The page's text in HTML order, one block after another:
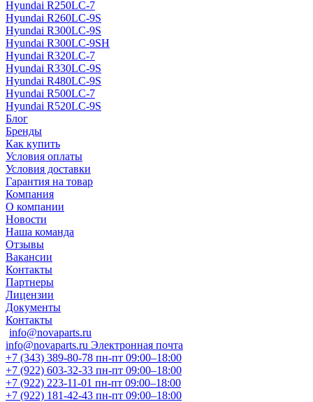
Hyundai R250LC-7
Hyundai R260LC-9S
Hyundai R300LC-9S
Hyundai R300LC-9SH
Hyundai R320LC-7
Hyundai R330LC-9S
Hyundai R480LC-9S
Hyundai R500LC-7
Hyundai R520LC-9S
Блог
Бренды
Как купить
Условия оплаты
Условия доставки
Гарантия на товар
Компания
О компании
Новости
Наша команда
Отзывы
Вакансии
Контакты
Партнеры
Лицензии
Документы
Контакты
info@novaparts.ru
info@novaparts.ru Электронная почта
+7 (343) 389-80-78 пн-пт 09:00–18:00
+7 (922) 603-32-33 пн-пт 09:00–18:00
+7 (922) 223-11-01 пн-пт 09:00–18:00
+7 (922) 181-42-43 пн-пт 09:00–18:00